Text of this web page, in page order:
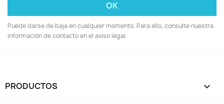
Puede darse de baja en cualquier momento. Para ello, consulte nuestra
información de contacto en el aviso legal.
PRODUCTOS 